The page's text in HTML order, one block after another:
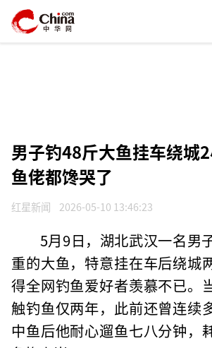
男子钓48斤大鱼挂车绕城
鱼佬都馋哭了
红星新闻 2026-05-10 13:46:23
5月9日，湖北武汉一名男
重的大鱼，特意挂在车后绕城
得全网钓鱼爱好者羡慕不已。
触钓鱼仅两年，此前还曾连续
中鱼后他耐心遛鱼七八分钟，